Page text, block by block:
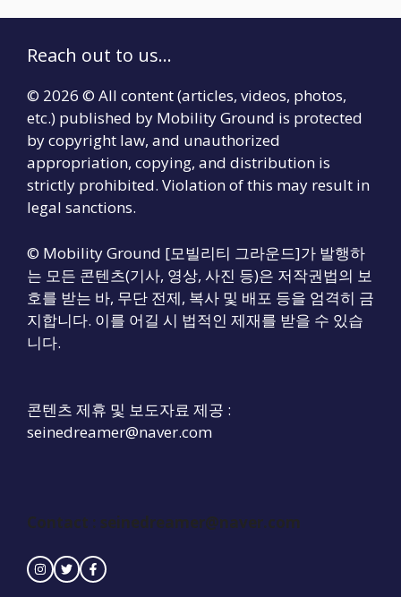
Reach out to us...
© 2026 © All content (articles, videos, photos,
etc.) published by Mobility Ground is protected
by copyright law, and unauthorized
appropriation, copying, and distribution is
strictly prohibited. Violation of this may result in
legal sanctions.
© Mobility Ground [모빌리티 그라운드]가 발행하
는 모든 콘텐츠(기사, 영상, 사진 등)은 저작권법의 보
호를 받는 바, 무단 전제, 복사 및 배포 등을 엄격히 금
지합니다. 이를 어길 시 법적인 제재를 받을 수 있습
니다.
콘텐츠 제휴 및 보도자료 제공 :
seinedreamer@naver.com
Contact : seinedreamer@naver.com